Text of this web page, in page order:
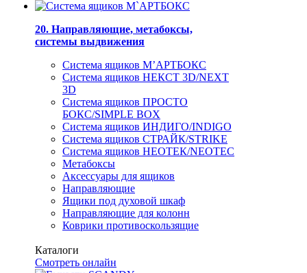
20. Направляющие, метабоксы,
системы выдвижения
Система ящиков М’АРТБОКС
Система ящиков НЕКСТ 3D/NEXT
3D
Система ящиков ПРОСТО
БОКС/SIMPLE BOX
Система ящиков ИНДИГО/INDIGO
Система ящиков СТРАЙК/STRIKE
Система ящиков НЕОТЕК/NEOTEC
Метабоксы
Аксессуары для ящиков
Направляющие
Ящики под духовой шкаф
Направляющие для колонн
Коврики противоскользящие
Каталоги
Смотреть онлайн